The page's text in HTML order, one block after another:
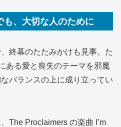
も、大切な人のために
終幕のたたみかけも見事。た
ある愛と喪失のテーマを邪魔
バランスの上に成り立ってい
The Proclaimers の楽曲
I’m